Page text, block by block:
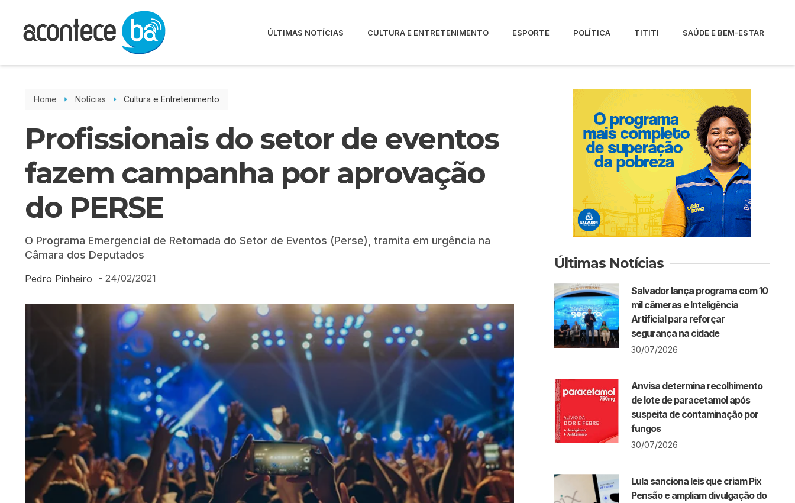
ÚLTIMAS NOTÍCIAS CULTURA E ENTRETENIMENTO ESPORTE POLÍTICA TITITI SAÚDE E BEM-ESTAR
Home Notícias Cultura e Entretenimento
Profissionais do setor de eventos
fazem campanha por aprovação
do PERSE
O Programa Emergencial de Retomada do Setor de Eventos (Perse), tramita em urgência na
Câmara dos Deputados
Pedro Pinheiro - 24/02/2021
Últimas Notícias
Salvador lança programa com 10
mil câmeras e Inteligência
Artificial para reforçar
segurança na cidade
30/07/2026
Anvisa determina recolhimento
de lote de paracetamol após
suspeita de contaminação por
fungos
30/07/2026
Lula sanciona leis que criam Pix
Pensão e ampliam divulgação do